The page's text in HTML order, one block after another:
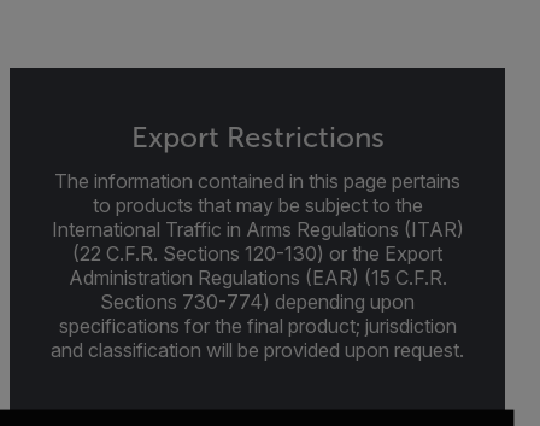
Export Restrictions
The information contained in this page pertains
to products that may be subject to the
International Traffic in Arms Regulations (ITAR)
(22 C.F.R. Sections 120-130) or the Export
Administration Regulations (EAR) (15 C.F.R.
Sections 730-774) depending upon
specifications for the final product; jurisdiction
and classification will be provided upon request.